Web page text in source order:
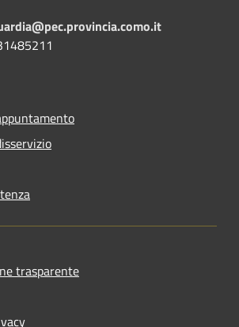
trasparente